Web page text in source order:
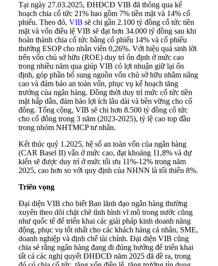
Tại ngày 27.03.2025, ĐHĐCĐ VIB đã thông qua kế
hoạch chia cổ tức 21% bao gồm 7% tiền mặt và 14% cổ
phiếu. Theo đó, VIB sẽ chi gần 2.100 tỷ đồng cổ tức tiền
mặt và vốn điều lệ VIB sẽ đạt hơn 34.000 tỷ đồng sau khi
hoàn thành chia cổ tức bằng cổ phiếu 14% và cổ phiếu
thưởng ESOP cho nhân viên 0,26%. Với hiệu quả sinh lời
trên vốn chủ sở hữu (ROE) duy trì ổn định ở mức cao
trong nhiều năm qua giúp VIB có lợi nhuận giữ lại ổn
định, góp phần bổ sung nguồn vốn chủ sở hữu nhằm nâng
cao và đảm bảo an toàn vốn, phục vụ kế hoạch tăng
trưởng của ngân hàng. Đồng thời duy trì mức cổ tức tiền
mặt hấp dẫn, đảm bảo lợi ích lâu dài và bền vững cho cổ
đông. Tổng cộng, VIB sẽ chi hơn 8.500 tỷ đồng cổ tức
cho cổ đông trong 3 năm (2023-2025), tỷ lệ cao top đầu
trong nhóm NHTMCP tư nhân.
Kết thúc quý 1.2025, hệ số an toàn vốn của ngân hàng
(CAR Basel II) vẫn ở mức cao, đạt khoảng 11,8% và dự
kiến sẽ được duy trì ở mức tối ưu 11%-12% trong năm
2025, cao hơn so với quy định của NHNN là tối thiểu 8%.
Triển vọng
Đại diện VIB cho biết Ban lãnh đạo ngân hàng thường
xuyên theo dõi chặt chẽ tình hình vĩ mô trong nước cũng
như quốc tế để triển khai các giải pháp kinh doanh năng
động, phục vụ tốt nhất cho các khách hàng cá nhân, SME,
doanh nghiệp và định chế tài chính. Đại diện VIB cũng
chia sẻ rằng ngân hàng đang đi đúng hướng để triển khai
tất cả các nghị quyết ĐHĐCĐ năm 2025 đã đề ra, trong